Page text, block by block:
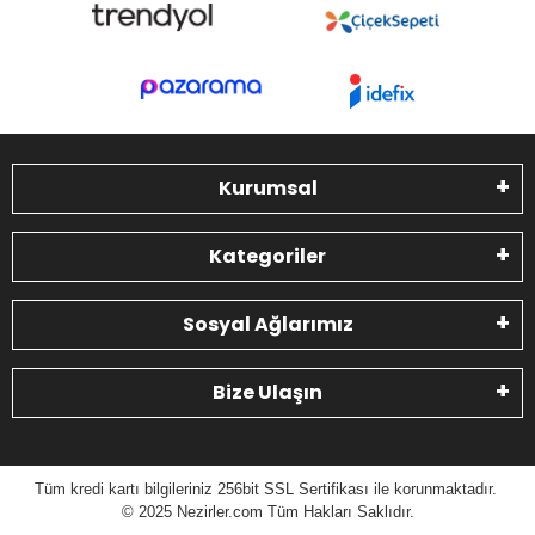
Kurumsal
Kategoriler
Sosyal Ağlarımız
Bize Ulaşın
Tüm kredi kartı bilgileriniz 256bit SSL Sertifikası ile korunmaktadır.
© 2025 Nezirler.com Tüm Hakları Saklıdır.